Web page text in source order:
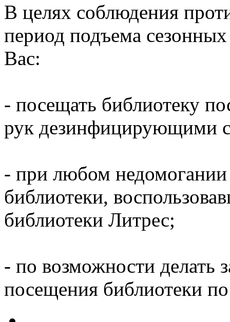
В целях соблюдения
период подъема
Вас:
- посещать библиотеку
рук дезинфицирующими
- при любом недомогании
библиотеки,
библиотеки Литрес;
- по возможности делать
посещения библиотеки